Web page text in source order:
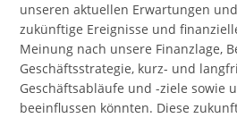
unseren aktuellen Erwartungen
zukünftige Ereignisse und
Meinung nach unsere Finanzlage,
Geschäftsstrategie, kurz- und
Geschäftsabläufe und -ziele sowie
beeinflussen könnten. Diese